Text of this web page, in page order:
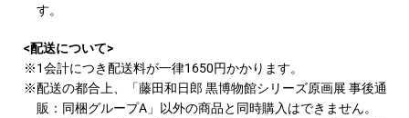
す。
<配送について>
※1会計につき配送料が一律1650円かかります。
※配送の都合上、「藤田和日郎 黒博物館シリーズ原画展 事後通
販：同梱グループA」以外の商品と同時購入はできません。